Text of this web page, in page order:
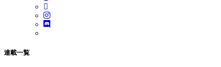
連載一覧